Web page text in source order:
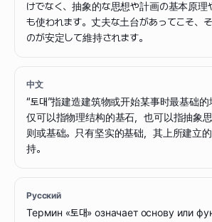
けでなく、抽象的な思想や計画の基本原理
も使われます。丈夫な土台があってこそ、
のが安定して維持されます。
中文
“토대”指建造建筑物或开始某事时最基础
仅可以指物理结构的基石，也可以指抽象
则或基础。只有坚实的基础，其上所建立
持。
Русский
Термин «토대» означает основу или